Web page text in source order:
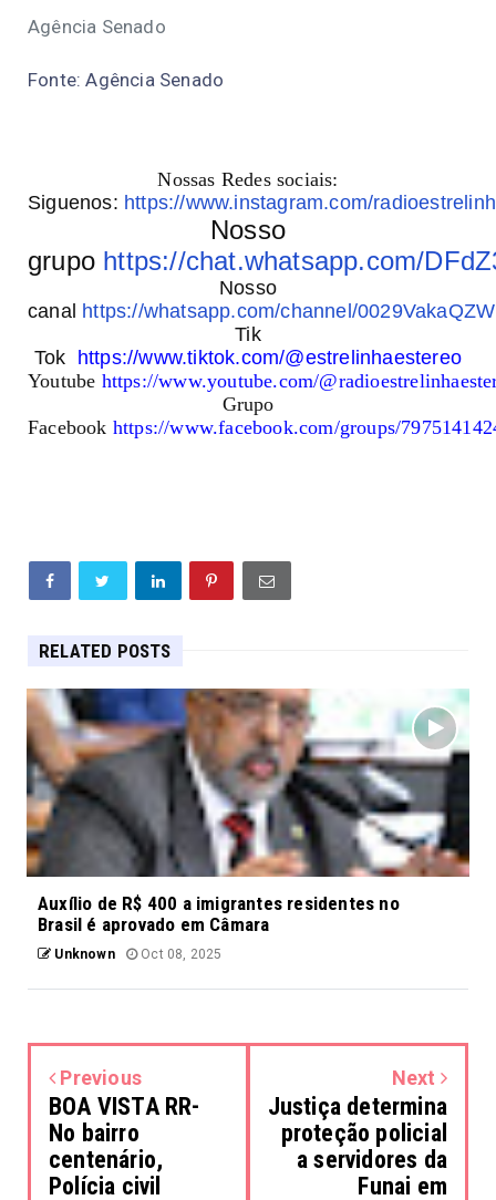
Agência Senado
Fonte: Agência Senado
Nossas Redes sociais:
Siguenos: https://www.instagram.com/
Nosso
grupo https://chat.whatsapp.com/
Nosso
canal https://whatsapp.com/channel/
Tik
Tok https://www.tiktok.com/@estrelinhaestereo
Youtube https://www.youtube.com/
Grupo
Facebook https://www.facebook.com/groups/
RELATED POSTS
Auxílio de R$ 400 a imigrantes residentes no
Brasil é aprovado em Câmara
Unknown Oct 08, 2025
Previous
BOA VISTA RR-
No bairro
centenário,
Polícia civil
Next
Justiça determina
proteção policial
a servidores da
Funai em